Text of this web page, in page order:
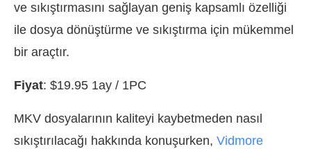
ve sıkıştırmasını sağlayan geniş kapsamlı özelliği
ile dosya dönüştürme ve sıkıştırma için mükemmel
bir araçtır.
Fiyat: $19.95 1ay / 1PC
MKV dosyalarının kaliteyi kaybetmeden nasıl
sıkıştırılacağı hakkında konuşurken, Vidmore